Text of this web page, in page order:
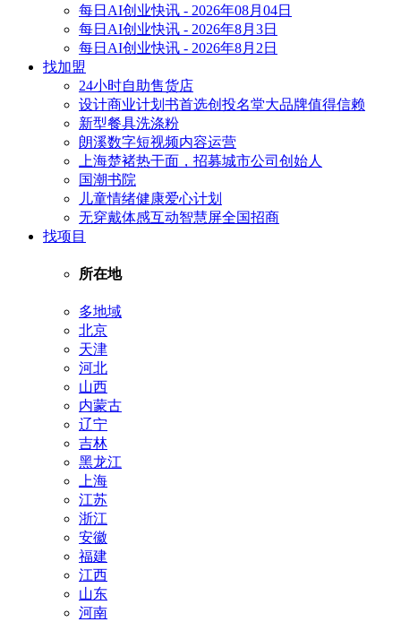
每日AI创业快讯 - 2026年08月04日
每日AI创业快讯 - 2026年8月3日
每日AI创业快讯 - 2026年8月2日
找加盟
24小时自助售货店
设计商业计划书首选创投名堂大品牌值得信赖
新型餐具洗涤粉
朗溪数字短视频内容运营
上海楚褚热干面，招募城市公司创始人
国潮书院
儿童情绪健康爱心计划
无穿戴体感互动智慧屏全国招商
找项目
所在地
多地域
北京
天津
河北
山西
内蒙古
辽宁
吉林
黑龙江
上海
江苏
浙江
安徽
福建
江西
山东
河南